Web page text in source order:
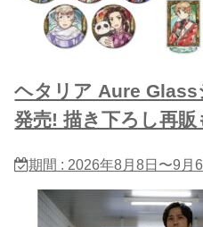
ヘタリア Aure
発売! 描き下ろし再販
期間 : 2026年8月8日〜9月